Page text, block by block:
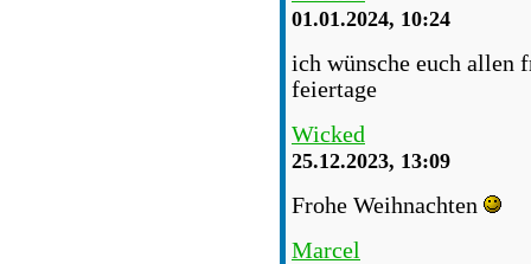
01.01.2024, 10:24
ich wünsche euch allen
feiertage
Wicked
25.12.2023, 13:09
Frohe Weihnachten
Marcel